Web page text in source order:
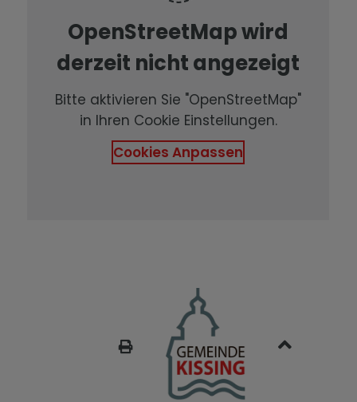
OpenStreetMap wird
derzeit nicht angezeigt
Bitte aktivieren Sie "OpenStreetMap"
in Ihren Cookie Einstellungen.
Cookies Anpassen